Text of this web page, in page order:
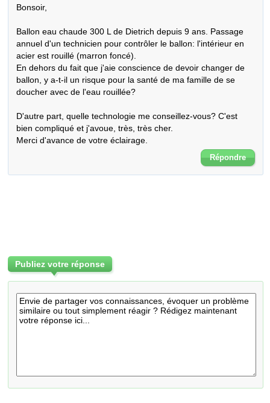
Bonsoir,
Ballon eau chaude 300 L de Dietrich depuis 9 ans. Passage
annuel d'un technicien pour contrôler le ballon: l'intérieur en
acier est rouillé (marron foncé).
En dehors du fait que j'aie conscience de devoir changer de
ballon, y a-t-il un risque pour la santé de ma famille de se
doucher avec de l'eau rouillée?
D'autre part, quelle technologie me conseillez-vous? C'est
bien compliqué et j'avoue, très, très cher.
Merci d'avance de votre éclairage.
Répondre
Publiez votre réponse